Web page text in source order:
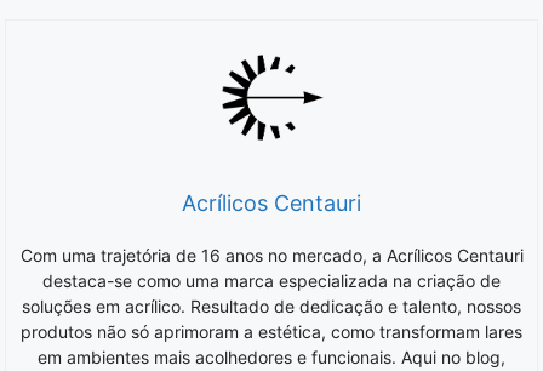
Acrílicos Centauri
Com uma trajetória de 16 anos no mercado, a Acrílicos Centauri
destaca-se como uma marca especializada na criação de
soluções em acrílico. Resultado de dedicação e talento, nossos
produtos não só aprimoram a estética, como transformam lares
em ambientes mais acolhedores e funcionais. Aqui no blog,